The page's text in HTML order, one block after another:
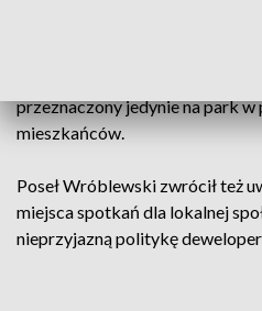
przeznaczony jedynie na park w
mieszkańców.
Poseł Wróblewski zwrócił też
miejsca spotkań dla lokalnej
nieprzyjazną politykę